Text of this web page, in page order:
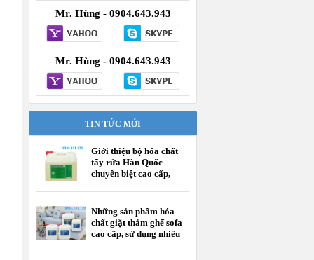
Mr. Hùng - 0904.643.943
Mr. Hùng - 0904.643.943
TIN TỨC MỚI
Giới thiệu bộ hóa chất
tẩy rửa Hàn Quốc
chuyên biệt cao cấp,
Những sản phẩm hóa
chất giặt thảm ghế sofa
cao cấp, sử dụng nhiều